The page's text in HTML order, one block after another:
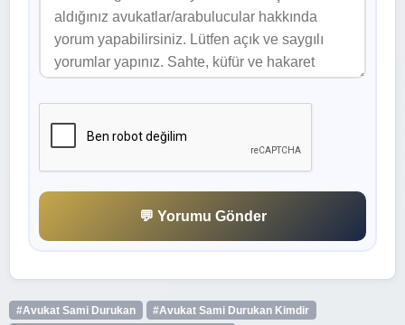
💬 Yorumu Gönder
#Avukat Sami Durukan
#Avukat Sami Durukan Kimdir